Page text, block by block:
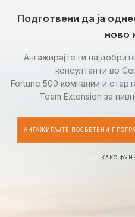
Подготвени да ја
ново
Ангажирајте ги
консултанти во
Fortune 500 компании и
Team Extension за
АНГАЖИРАЈТЕ ПОСВЕТЕНИ
КАКО